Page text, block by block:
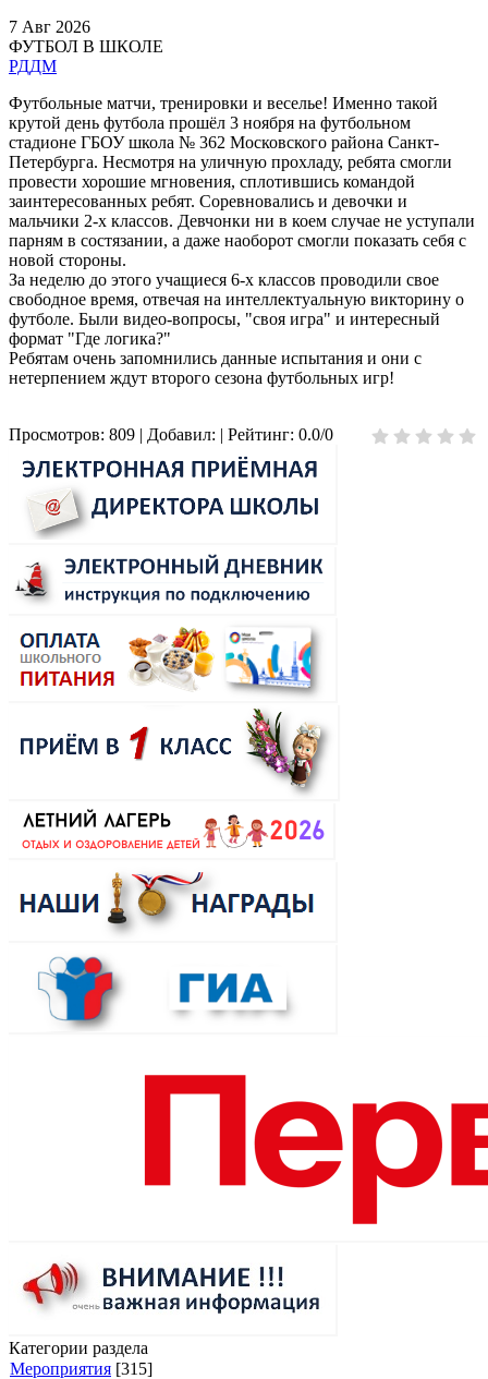
7 Авг 2026
ФУТБОЛ В ШКОЛЕ
РДДМ
Футбольные матчи, тренировки и веселье! Именно такой
крутой день футбола прошёл 3 ноября на футбольном
стадионе ГБОУ школа № 362 Московского района Санкт-
Петербурга. Несмотря на уличную прохладу, ребята смогли
провести хорошие мгновения, сплотившись командой
заинтересованных ребят. Соревновались и девочки и
мальчики 2-х классов. Девчонки ни в коем случае не уступали
парням в состязании, а даже наоборот смогли показать себя с
новой стороны.
За неделю до этого учащиеся 6-х классов проводили свое
свободное время, отвечая на интеллектуальную викторину о
футболе. Были видео-вопросы, "своя игра" и интересный
формат "Где логика?"
Ребятам очень запомнились данные испытания и они с
нетерпением ждут второго сезона футбольных игр!
Просмотров: 809 | Добавил: | Рейтинг: 0.0/0
Категории раздела
Мероприятия [315]